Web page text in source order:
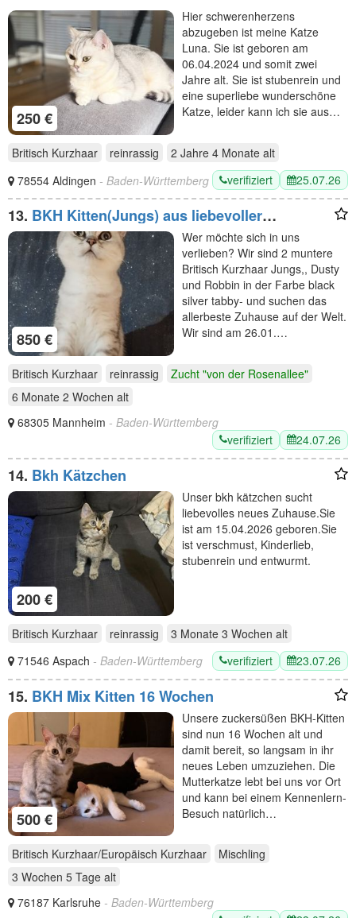
250 €
Hier schwerenherzens
abzugeben ist meine Katze
Luna. Sie ist geboren am
06.04.2024 und somit zwei
Jahre alt. Sie ist stubenrein und
eine superliebe wunderschöne
Katze, leider kann ich sie aus…
Britisch Kurzhaar reinrassig 2 Jahre 4 Monate alt
78554 Aldingen - Baden-Württemberg verifiziert 25.07.26
13. BKH Kitten(Jungs) aus liebevoller
Hobbyzucht, mit Papieren,black silver tabby,
suchen Kuschelplatz
850 €
Wer möchte sich in uns
verlieben? Wir sind 2 muntere
Britisch Kurzhaar Jungs,, Dusty
und Robbin in der Farbe black
silver tabby- und suchen das
allerbeste Zuhause auf der Welt.
Wir sind am 26.01.…
Britisch Kurzhaar reinrassig
Zucht "von der Rosenallee"
6 Monate 2 Wochen alt
68305 Mannheim - Baden-Württemberg
verifiziert
24.07.26
14. Bkh Kätzchen
200 €
Unser bkh kätzchen sucht
liebevolles neues Zuhause.Sie
ist am 15.04.2026 geboren.Sie
ist verschmust, Kinderlieb,
stubenrein und entwurmt.
Britisch Kurzhaar reinrassig 3 Monate 3 Wochen alt
71546 Aspach - Baden-Württemberg verifiziert 23.07.26
15. BKH Mix Kitten 16 Wochen
500 €
Unsere zuckersüßen BKH-Kitten
sind nun 16 Wochen alt und
damit bereit, so langsam in ihr
neues Leben umzuziehen. Die
Mutterkatze lebt bei uns vor Ort
und kann bei einem Kennenlern-
Besuch natürlich…
Britisch Kurzhaar/Europäisch Kurzhaar
Mischling
3 Wochen 5 Tage alt
76187 Karlsruhe - Baden-Württemberg